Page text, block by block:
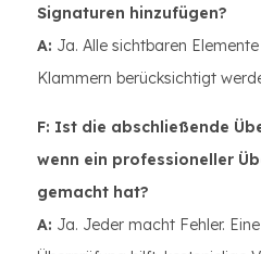
Signaturen hinzufügen?
A: Ja. Alle sichtbaren
Klammern berücksichtigt
F: Ist die abschließende
wenn ein professioneller
gemacht hat?
A: Ja. Jeder macht Fehler.